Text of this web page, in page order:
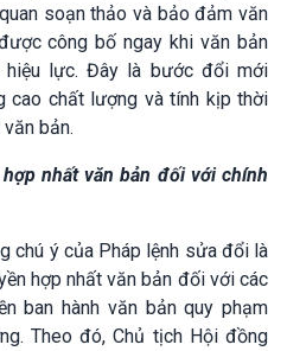
soạn thảo và bảo đảm văn
công bố ngay khi văn bản
lực. Đây là bước đổi mới
cao chất lượng và tính kịp thời
bản.
nhất văn bản đối với chính
chú ý của Pháp lệnh sửa đổi là
hợp nhất văn bản đối với các
ban hành văn bản quy phạm
Theo đó, Chủ tịch Hội đồng